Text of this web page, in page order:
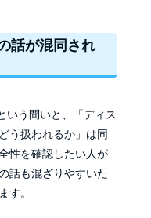
話が混同され
いう問いと、「ディス
う扱われるか」は同
性を確認したい人が
話も混ざりやすいた
す。